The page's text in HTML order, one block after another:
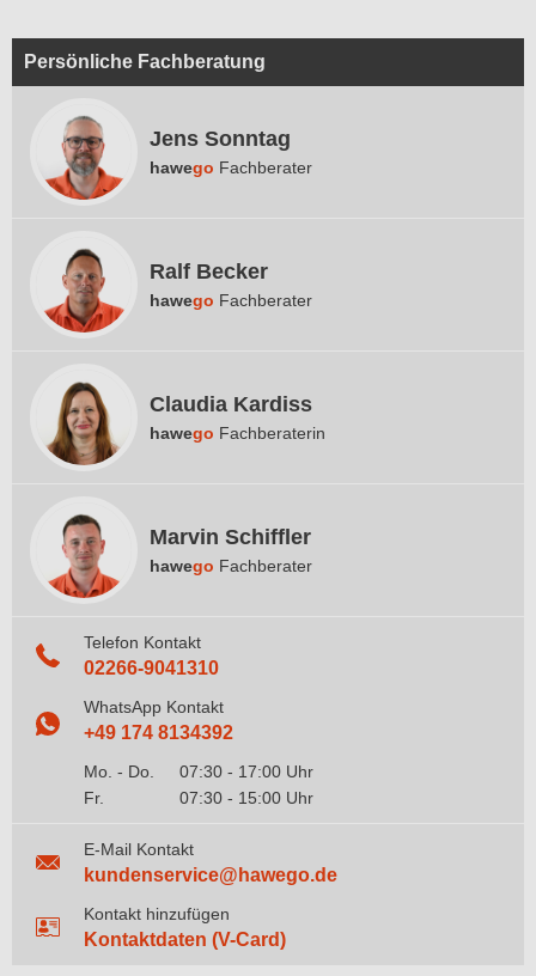
Persönliche Fachberatung
Jens Sonntag
hawego Fachberater
Ralf Becker
hawego Fachberater
Claudia Kardiss
hawego Fachberaterin
Marvin Schiffler
hawego Fachberater
Telefon Kontakt
02266-9041310
WhatsApp Kontakt
+49 174 8134392
Mo. - Do.
07:30 - 17:00 Uhr
Fr.
07:30 - 15:00 Uhr
E-Mail Kontakt
kundenservice@hawego.de
Kontakt hinzufügen
Kontaktdaten (V-Card)